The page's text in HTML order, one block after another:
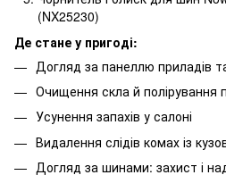
(NX25230)
Де стане у пригоді:
Догляд за панеллю приладів
Очищення скла й полірування
Усунення запахів у салоні
Видалення слідів комах із
Догляд за шинами: захист і